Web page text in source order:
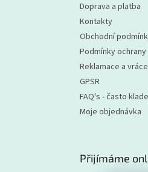
Doprava a platba
Kontakty
Obchodní
Podmínky
Reklamace a
GPSR
FAQ's - často
Moje objednávka
Přijímáme